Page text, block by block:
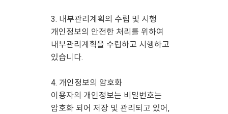
3. 내부관리계획의 수립 및 시행
개인정보의 안전한 처리를 위하여
내부관리계획을 수립하고 시행하고
있습니다.
4. 개인정보의 암호화
이용자의 개인정보는 비밀번호는
암호화 되어 저장 및 관리되고 있어,